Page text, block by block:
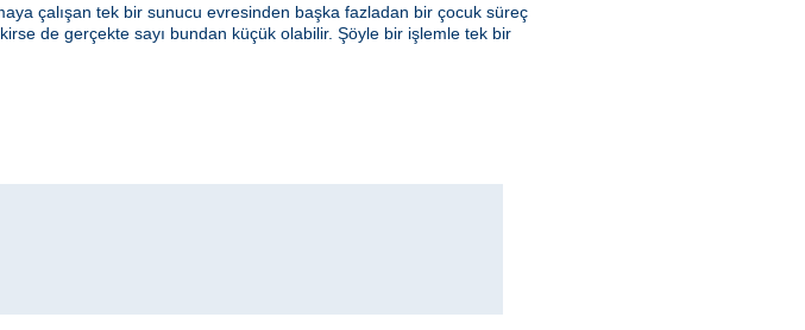
çalışan tek bir sunucu evresinden başka fazladan bir çocuk süreç
de gerçekte sayı bundan küçük olabilir. Şöyle bir işlemle tek bir